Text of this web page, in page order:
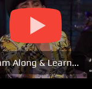
Along & Learn...